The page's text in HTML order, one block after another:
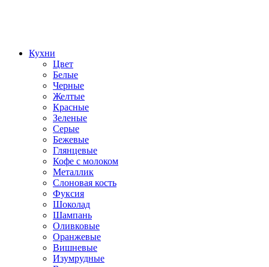
Кухни
Цвет
Белые
Черные
Желтые
Красные
Зеленые
Серые
Бежевые
Глянцевые
Кофе с молоком
Металлик
Слоновая кость
Фуксия
Шоколад
Шампань
Оливковые
Оранжевые
Вишневые
Изумрудные